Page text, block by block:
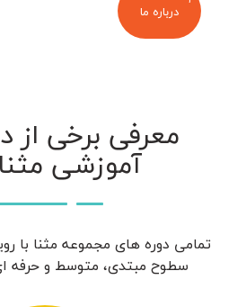
درباره ما
معرفی برخی از
آموزشی
تمامی دوره های مجموعه مثنا با
سطوح مبتدی، متوسط و حرفه